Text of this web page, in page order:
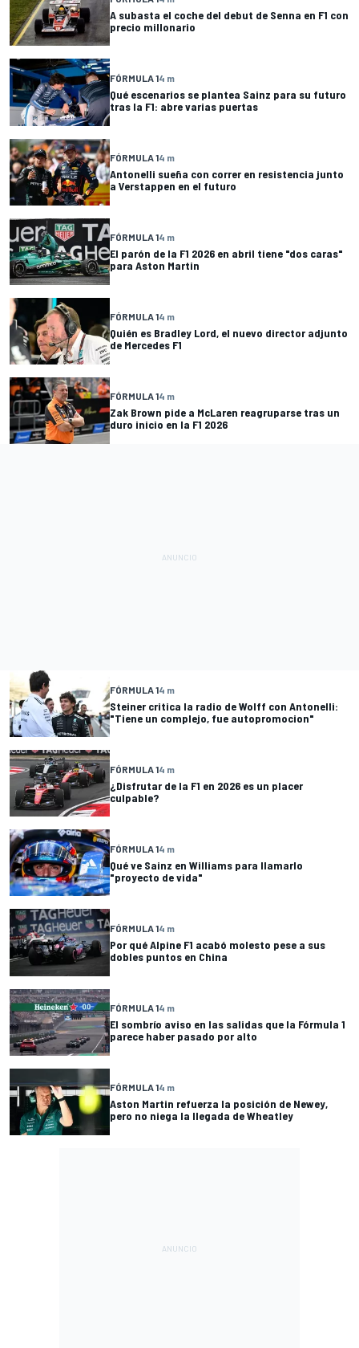
A subasta el coche del debut de Senna en F1 con
precio millonario
FÓRMULA 14 m
Qué escenarios se plantea Sainz para su futuro
tras la F1: abre varias puertas
FÓRMULA 14 m
Antonelli sueña con correr en resistencia junto
a Verstappen en el futuro
FÓRMULA 14 m
El parón de la F1 2026 en abril tiene "dos caras"
para Aston Martin
FÓRMULA 14 m
Quién es Bradley Lord, el nuevo director adjunto
de Mercedes F1
FÓRMULA 14 m
Zak Brown pide a McLaren reagruparse tras un
duro inicio en la F1 2026
FÓRMULA 14 m
Steiner critica la radio de Wolff con Antonelli:
"Tiene un complejo, fue autopromocion"
FÓRMULA 14 m
¿Disfrutar de la F1 en 2026 es un placer
culpable?
FÓRMULA 14 m
Qué ve Sainz en Williams para llamarlo
"proyecto de vida"
FÓRMULA 14 m
Por qué Alpine F1 acabó molesto pese a sus
dobles puntos en China
FÓRMULA 14 m
El sombrío aviso en las salidas que la Fórmula 1
parece haber pasado por alto
FÓRMULA 14 m
Aston Martin refuerza la posición de Newey,
pero no niega la llegada de Wheatley